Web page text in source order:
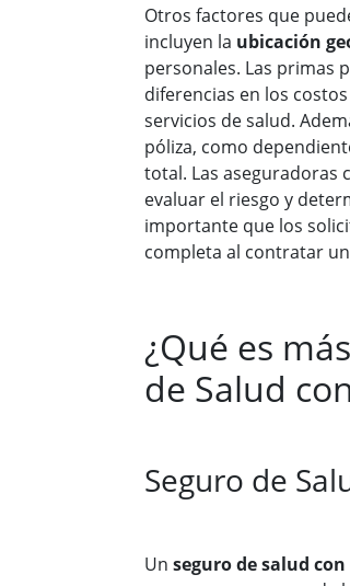
Otros factores que
incluyen la ubicación
personales. Las primas
diferencias en los
servicios de salud.
póliza, como
total. Las aseguradoras
evaluar el riesgo y
importante que los
completa al contratar
¿Qué es
de Salud
Seguro de
Un seguro de salud con